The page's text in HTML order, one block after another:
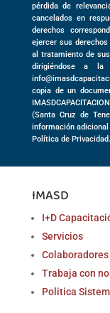
pérdida de
cancelados en
derechos
ejercer sus
al tratamiento de
dirigiéndose a la
copia de un
(Santa Cruz de
información
Política de Privacidad.
IMASD
I+D
Servicios
Colaboradores
Trabaja con
Politica